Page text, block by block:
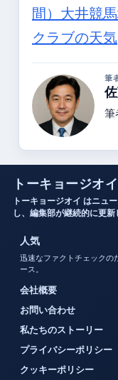
間） 大井競
クラブの天気
筆
筆
トーキョージオイ
トーキョージオイ はニュ
し、編集部が継続的に更新
人気
迅速なファクトチェックの
ース。
会社概要
お問い合わせ
私たちのストーリー
プライバシーポリシー
クッキーポリシー